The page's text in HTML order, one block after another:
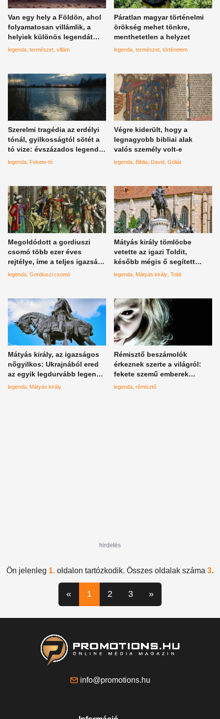
Van egy hely a Földön, ahol
folyamatosan villámlik, a
helyiek különös legendát
szőttek a jelenség köré
legenda természet villám
Páratlan magyar történelmi
örökség mehet tönkre,
menthetetlen a helyzet
legenda természet történelem
Szerelmi tragédia az erdélyi
tónál, gyilkosságtól sötét a
tó vize: évszázados legenda
miatt tartják távol magukat a
legenda Fekete-tó
Végre kiderült, hogy a
legnagyobb bibliai alak
valós személy volt-e
legenda Biblia David Góliát
Megoldódott a gordiuszi
csomó több ezer éves
rejtélye, íme a teljes igazság
Nagy Sándor legendájáról
legenda Gordiuszi csomó
Mátyás király tömlöcbe
vetette az igazi Toldit,
később mégis ő segített
kiszabadítani török
legenda
legenda Mátyás király Toldi
Mátyás király, az igazságos
nőgyilkos: Ukrajnából ered
az egyik legdurvább legenda
a nagy királyról
legenda Mátyás király
Rémisztő beszámolók
érkeznek szerte a világról:
fekete szemű emberek
környékeznek meg, egyetlen
legenda rémisztő
hirdetés
Ön jelenleg 1. oldalon tartózkodik. Összes oldalak száma 3.
« 1 2 3 »
info@promotions.hu